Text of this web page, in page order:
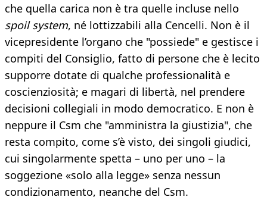
che quella carica non è tra quelle incluse nello
spoil system, né lottizzabili alla Cencelli. Non è il
vicepresidente l’organo che "possiede" e gestisce i
compiti del Consiglio, fatto di persone che è lecito
supporre dotate di qualche professionalità e
coscienziosità; e magari di libertà, nel prendere
decisioni collegiali in modo democratico. E non è
neppure il Csm che "amministra la giustizia", che
resta compito, come s’è visto, dei singoli giudici,
cui singolarmente spetta – uno per uno – la
soggezione «solo alla legge» senza nessun
condizionamento, neanche del Csm.